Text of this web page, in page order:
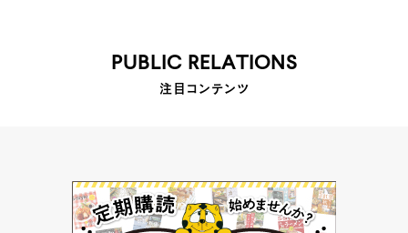
PUBLIC RELATIONS
注目コンテンツ